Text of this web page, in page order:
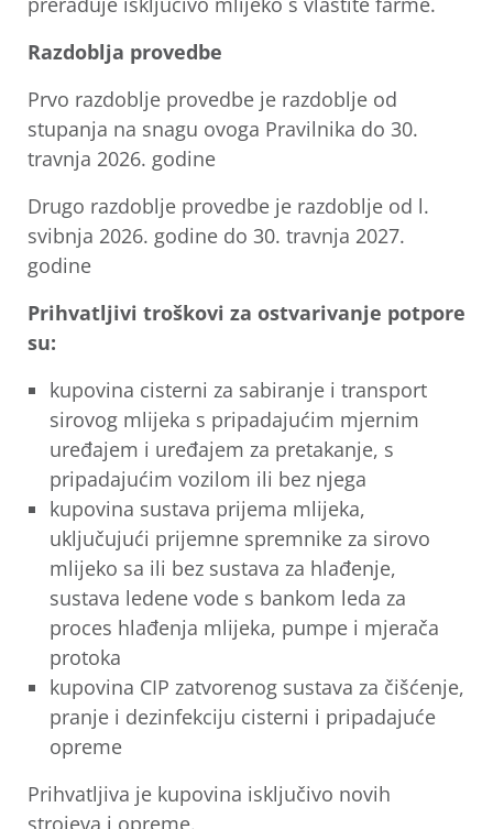
Razdoblja provedbe
Prvo razdoblje provedbe je razdoblje od
stupanja na snagu ovoga Pravilnika do 30.
travnja 2026. godine
Drugo razdoblje provedbe je razdoblje od l.
svibnja 2026. godine do 30. travnja 2027.
godine
Prihvatljivi troškovi za ostvarivanje potpore
su:
kupovina cisterni za sabiranje i transport
sirovog mlijeka s pripadajućim mjernim
uređajem i uređajem za pretakanje, s
pripadajućim vozilom ili bez njega
kupovina sustava prijema mlijeka,
uključujući prijemne spremnike za sirovo
mlijeko sa ili bez sustava za hlađenje,
sustava ledene vode s bankom leda za
proces hlađenja mlijeka, pumpe i mjerača
protoka
kupovina CIP zatvorenog sustava za čišćenje,
pranje i dezinfekciju cisterni i pripadajuće
opreme
Prihvatljiva je kupovina isključivo novih
strojeva i opreme.